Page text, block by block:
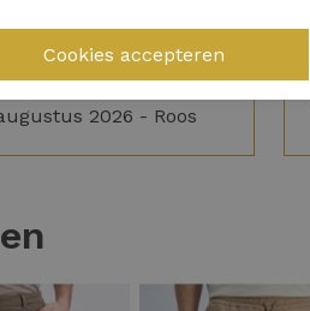
2026 - Roos